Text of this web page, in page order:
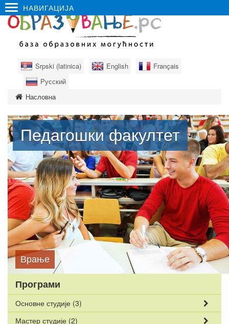
НАВИГАЦИЈА
Srpski (latinica) English
Français
Русский
Насловна
Педагошки факултет
Врање
Програми
Основне студије (3)
Мастер студије (2)